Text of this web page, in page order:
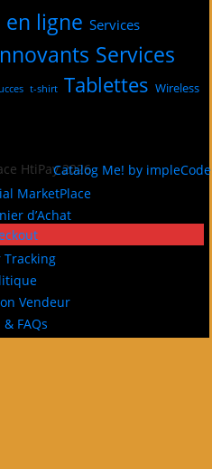
en ligne Services
Services
t-shirt Tablettes Wireless
HtiPay 2026
Catalog Me! by impleCode
MarketPlace
d’Achat
Vendeur
FAQs